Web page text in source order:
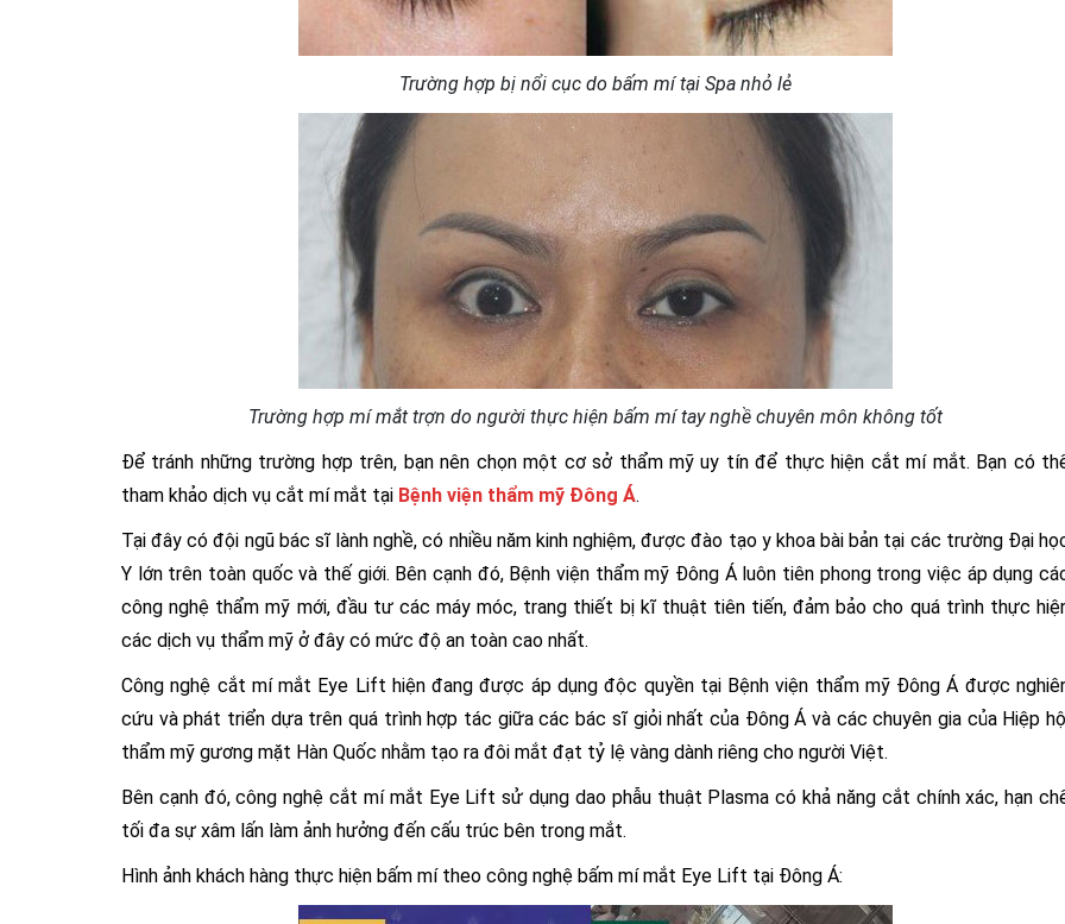
Trường hợp bị nổi cục do bấm mí tại Spa nhỏ lẻ
Trường hợp mí mắt trợn do người thực hiện bấm mí tay nghề chuyên môn không tốt
Để tránh những trường hợp trên, bạn nên chọn một cơ sở thẩm mỹ uy tín để thực hiện cắt mí mắt. Bạn có
tham khảo dịch vụ cắt mí mắt tại Bệnh viện thẩm mỹ Đông Á.
Tại đây có đội ngũ bác sĩ lành nghề, có nhiều năm kinh nghiệm, được đào tạo y khoa bài bản tại các trường Đại
Y lớn trên toàn quốc và thế giới. Bên cạnh đó, Bệnh viện thẩm mỹ Đông Á luôn tiên phong trong việc áp dụng
công nghệ thẩm mỹ mới, đầu tư các máy móc, trang thiết bị kĩ thuật tiên tiến, đảm bảo cho quá trình thực
các dịch vụ thẩm mỹ ở đây có mức độ an toàn cao nhất.
Công nghệ cắt mí mắt Eye Lift hiện đang được áp dụng độc quyền tại Bệnh viện thẩm mỹ Đông Á được
cứu và phát triển dựa trên quá trình hợp tác giữa các bác sĩ giỏi nhất của Đông Á và các chuyên gia của Hiệp
thẩm mỹ gương mặt Hàn Quốc nhằm tạo ra đôi mắt đạt tỷ lệ vàng dành riêng cho người Việt.
Bên cạnh đó, công nghệ cắt mí mắt Eye Lift sử dụng dao phẫu thuật Plasma có khả năng cắt chính xác, hạn
tối đa sự xâm lấn làm ảnh hưởng đến cấu trúc bên trong mắt.
Hình ảnh khách hàng thực hiện bấm mí theo công nghệ bấm mí mắt Eye Lift tại Đông Á: